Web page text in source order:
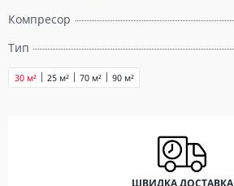
Компресор
Тип
25 м²
30 м² 70 м² 90 м²